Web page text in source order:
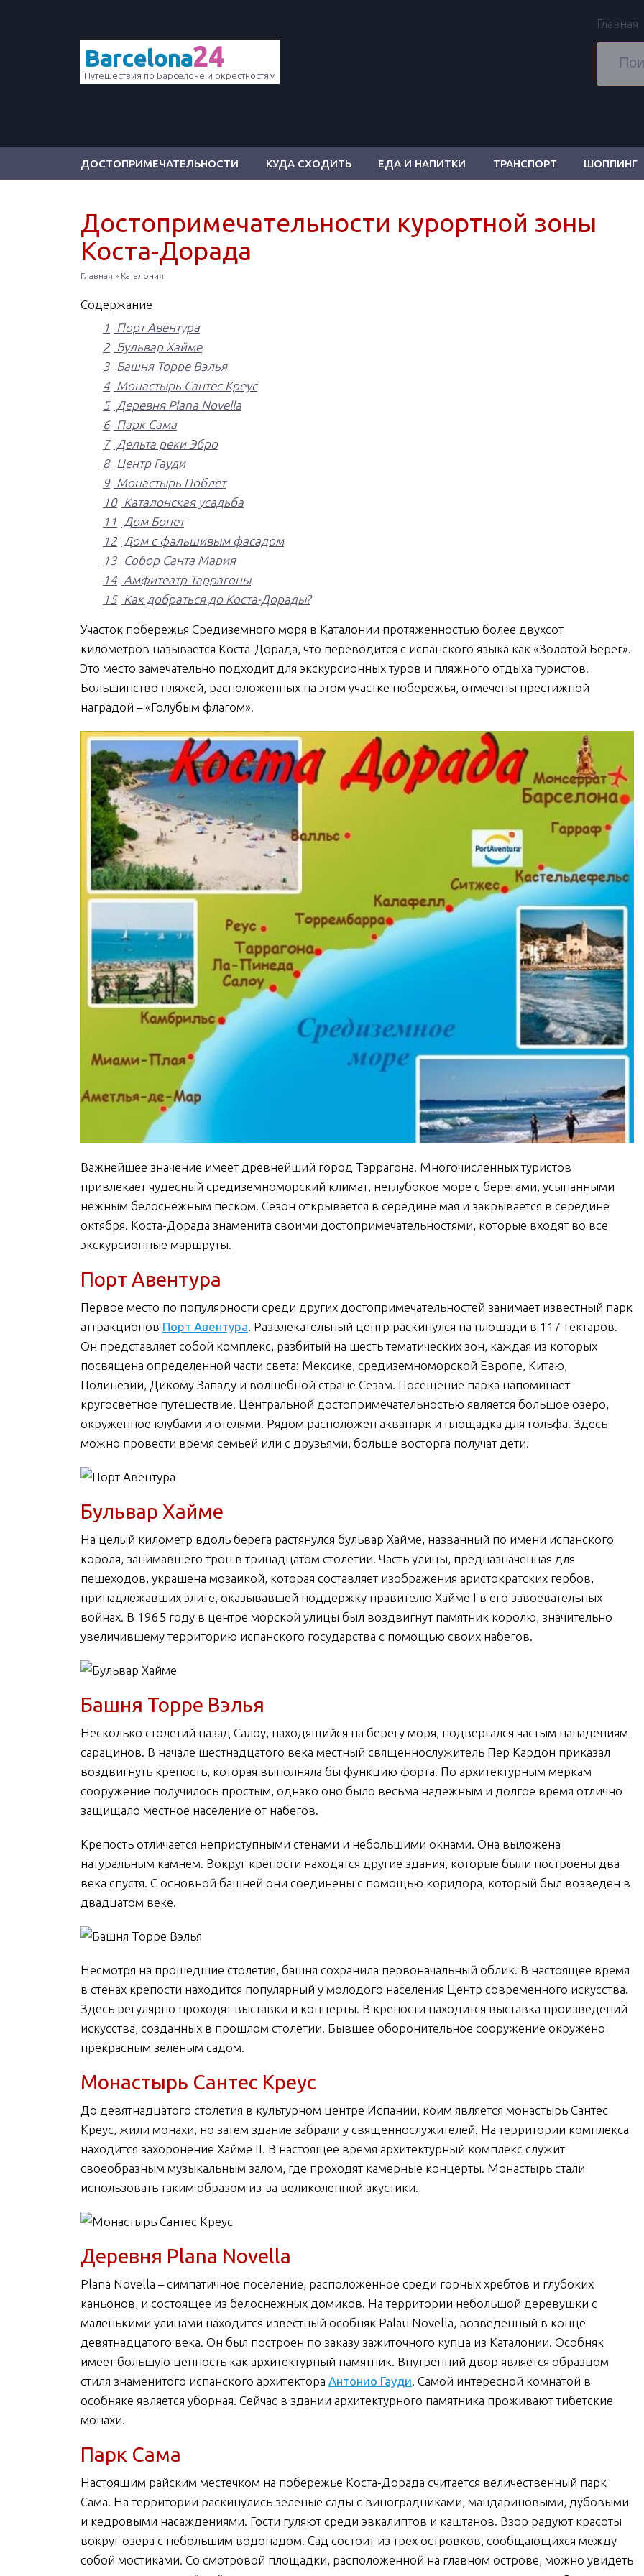
Barcelona24
Путешествия по Барселоне и окрестностям
Главная
ДОСТОПРИМЕЧАТЕЛЬНОСТИ КУДА СХОДИТЬ ЕДА И НАПИТКИ ТРАНСПОРТ ШОППИНГ
Достопримечательности курортной зоны
Коста-Дорада
Главная » Каталония
Содержание
1
Порт Авентура
2 Бульвар Хайме
3 Башня Торре Вэлья
4 Монастырь Сантес Креус
5 Деревня Plana Novella
6 Парк Сама
7 Дельта реки Эбро
8 Центр Гауди
9 Монастырь Поблет
10 Каталонская усадьба
11
Дом Бонет
12 Дом с фальшивым фасадом
13 Собор Санта Мария
14 Амфитеатр Таррагоны
15 Как добраться до Коста-Дорады?
Участок побережья Средиземного моря в Каталонии протяженностью более двухсот
километров называется Коста-Дорада, что переводится с испанского языка как «Золотой Берег».
Это место замечательно подходит для экскурсионных туров и пляжного отдыха туристов.
Большинство пляжей, расположенных на этом участке побережья, отмечены престижной
наградой – «Голубым флагом».
Важнейшее значение имеет древнейший город Таррагона. Многочисленных туристов
привлекает чудесный средиземноморский климат, неглубокое море с берегами, усыпанными
нежным белоснежным песком. Сезон открывается в середине мая и закрывается в середине
октября. Коста-Дорада знаменита своими достопримечательностями, которые входят во все
экскурсионные маршруты.
Порт Авентура
Первое место по популярности среди других достопримечательностей занимает известный парк
аттракционов Порт Авентура. Развлекательный центр раскинулся на площади в 117 гектаров.
Он представляет собой комплекс, разбитый на шесть тематических зон, каждая из которых
посвящена определенной части света: Мексике, средиземноморской Европе, Китаю,
Полинезии, Дикому Западу и волшебной стране Сезам. Посещение парка напоминает
кругосветное путешествие. Центральной достопримечательностью является большое озеро,
окруженное клубами и отелями. Рядом расположен аквапарк и площадка для гольфа. Здесь
можно провести время семьей или с друзьями, больше восторга получат дети.
Бульвар Хайме
На целый километр вдоль берега растянулся бульвар Хайме, названный по имени испанского
короля, занимавшего трон в тринадцатом столетии. Часть улицы, предназначенная для
пешеходов, украшена мозаикой, которая составляет изображения аристократских гербов,
принадлежавших элите, оказывавшей поддержку правителю Хайме I в его завоевательных
войнах. В 1965 году в центре морской улицы был воздвигнут памятник королю, значительно
увеличившему территорию испанского государства с помощью своих набегов.
Башня Торре Вэлья
Несколько столетий назад Салоу, находящийся на берегу моря, подвергался частым нападениям
сарацинов. В начале шестнадцатого века местный священнослужитель Пер Кардон приказал
воздвигнуть крепость, которая выполняла бы функцию форта. По архитектурным меркам
сооружение получилось простым, однако оно было весьма надежным и долгое время отлично
защищало местное население от набегов.
Крепость отличается неприступными стенами и небольшими окнами. Она выложена
натуральным камнем. Вокруг крепости находятся другие здания, которые были построены два
века спустя. С основной башней они соединены с помощью коридора, который был возведен в
двадцатом веке.
Несмотря на прошедшие столетия, башня сохранила первоначальный облик. В настоящее время
в стенах крепости находится популярный у молодого населения Центр современного искусства.
Здесь регулярно проходят выставки и концерты. В крепости находится выставка произведений
искусства, созданных в прошлом столетии. Бывшее оборонительное сооружение окружено
прекрасным зеленым садом.
Монастырь Сантес Креус
До девятнадцатого столетия в культурном центре Испании, коим является монастырь Сантес
Креус, жили монахи, но затем здание забрали у священнослужителей. На территории комплекса
находится захоронение Хайме II. В настоящее время архитектурный комплекс служит
своеобразным музыкальным залом, где проходят камерные концерты. Монастырь стали
использовать таким образом из-за великолепной акустики.
Деревня Plana Novella
Plana Novella – симпатичное поселение, расположенное среди горных хребтов и глубоких
каньонов, и состоящее из белоснежных домиков. На территории небольшой деревушки с
маленькими улицами находится известный особняк Palau Novella, возведенный в конце
девятнадцатого века. Он был построен по заказу зажиточного купца из Каталонии. Особняк
имеет большую ценность как архитектурный памятник. Внутренний двор является образцом
стиля знаменитого испанского архитектора Антонио Гауди. Самой интересной комнатой в
особняке является уборная. Сейчас в здании архитектурного памятника проживают тибетские
монахи.
Парк Сама
Настоящим райским местечком на побережье Коста-Дорада считается величественный парк
Сама. На территории раскинулись зеленые сады с виноградниками, мандариновыми, дубовыми
и кедровыми насаждениями. Гости гуляют среди эвкалиптов и каштанов. Взор радуют красоты
вокруг озера с небольшим водопадом. Сад состоит из трех островков, сообщающихся между
собой мостиками. Со смотровой площадки, расположенной на главном острове, можно увидеть
Главный собор
Барселоны и
резиденция
местного
архиепископа
ЧИТАТЬ
Фламенко в
Барселоне.
зажигательный
танец?
ЧИТАТЬ
Христофор Колумб.
Не просто памятник,
но и смотровая
площадка
ЧИТАТЬ